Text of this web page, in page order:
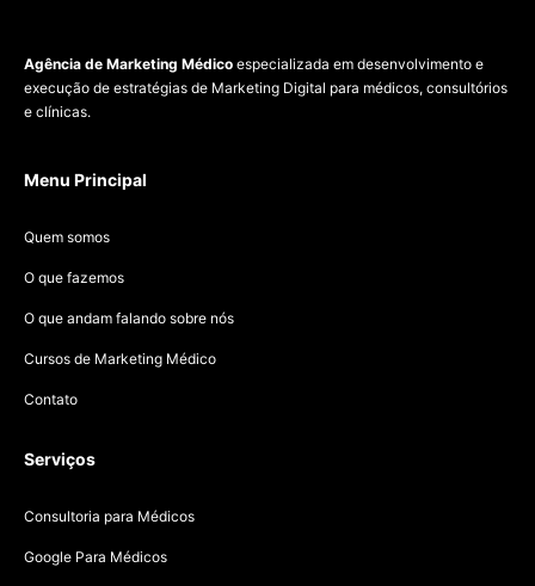
Agência de Marketing Médico especializada em desenvolvimento e
execução de estratégias de Marketing Digital para médicos, consultórios
e clínicas.
Menu Principal
Quem somos
O que fazemos
O que andam falando sobre nós
Cursos de Marketing Médico
Contato
Serviços
Consultoria para Médicos
Google Para Médicos